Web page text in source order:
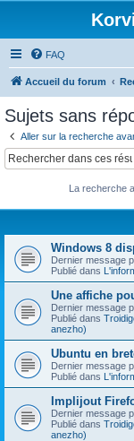
FAQ
Accueil du forum
Sujets sans
Aller sur la recherche
La recherche
Windows 8
Dernier message
Publié dans
Une affiche
Dernier message
Publié dans
anezho)
Ubuntu en
Dernier message
Publié dans
Implijout
Dernier message
Publié dans
anezho)